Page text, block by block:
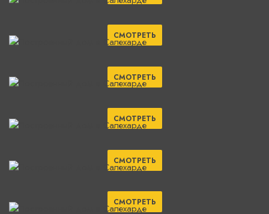
СМОТРЕТЬ
СМОТРЕТЬ
СМОТРЕТЬ
СМОТРЕТЬ
СМОТРЕТЬ